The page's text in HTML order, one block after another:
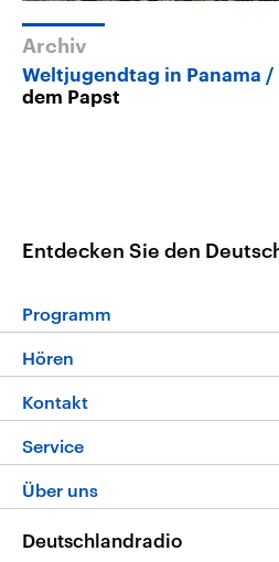
Archiv
Weltjugendtag in Panama
dem Papst
Entdecken Sie den
Programm
Programm
Die Nachrichten
Nachrichtenleicht
Neue Beiträge auf dlf.de
Hören
Livestream
Podcasts
Deutschlandfunk App
Nachrichten App
Kontakt
Hörerservice
Service
FAQ
Veranstaltungen
Über uns
Deutschlandradio